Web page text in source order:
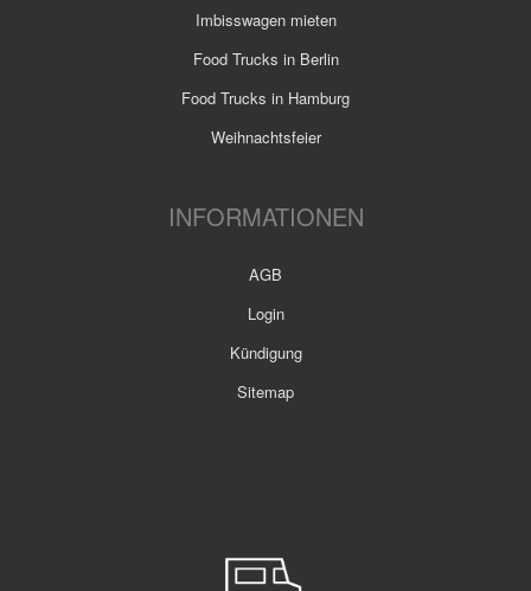
Imbisswagen mieten
Food Trucks in Berlin
Food Trucks in Hamburg
Weihnachtsfeier
INFORMATIONEN
AGB
Login
Kündigung
Sitemap